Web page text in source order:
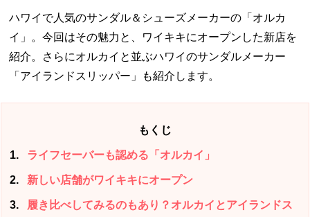
ハワイで人気のサンダル＆シューズメーカーの「オルカ
イ」。今回はその魅力と、ワイキキにオープンした新店を
紹介。さらにオルカイと並ぶハワイのサンダルメーカー
「アイランドスリッパー」も紹介します。
もくじ
1 ライフセーバーも認める「オルカイ」
2 新しい店舗がワイキキにオープン
3
履き比べしてみるのもあり？オルカイとアイランドス